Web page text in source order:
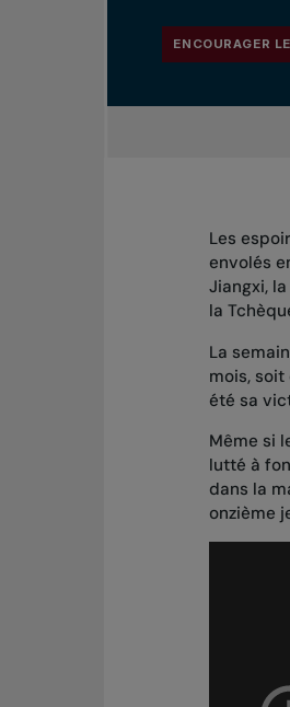
ENCOURAGER
Les
envolés
Jiangxi,
la
La
mois,
été sa
Même si
lutté à
dans la
onzième